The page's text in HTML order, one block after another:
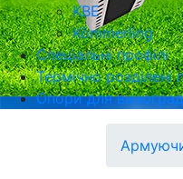
KBE
Kömmerling
Спеціальні профілі
Термічно розділені
Опори для